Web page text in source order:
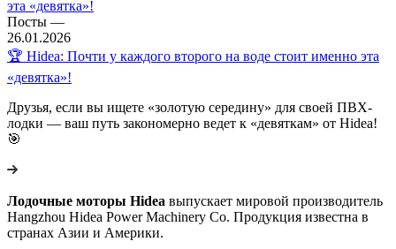
Посты —
26.01.2026
🏆 Hidea: Почти у каждого второго на воде стоит именно эта
«девятка»!
Друзья, если вы ищете «золотую середину» для своей ПВХ-
лодки — ваш путь закономерно ведет к «девяткам» от Hidea!
🎯
Лодочные моторы Hidea выпускает мировой производитель
Hangzhou Hidea Power Machinery Co. Продукция известна в
странах Азии и Америки.